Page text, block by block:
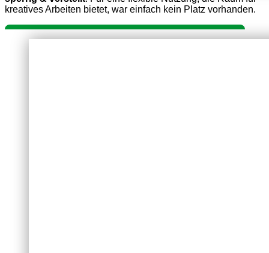
kreatives Arbeiten bietet, war einfach kein Platz vorhanden.